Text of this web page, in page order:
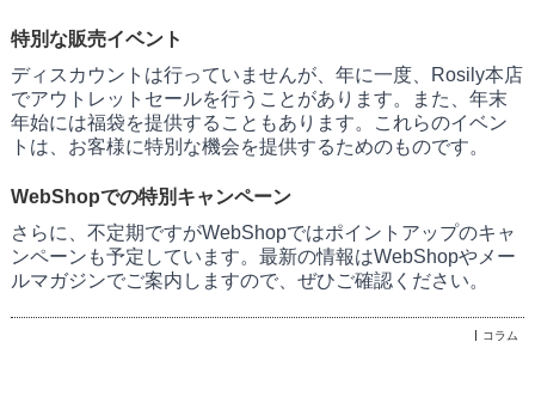
特別な販売イベント
ディスカウントは行っていませんが、年に一度、Rosily本店
でアウトレットセールを行うことがあります。また、年末
年始には福袋を提供することもあります。これらのイベン
トは、お客様に特別な機会を提供するためのものです。
WebShopでの特別キャンペーン
さらに、不定期ですがWebShopではポイントアップのキャ
ンペーンも予定しています。最新の情報はWebShopやメー
ルマガジンでご案内しますので、ぜひご確認ください。
コラム